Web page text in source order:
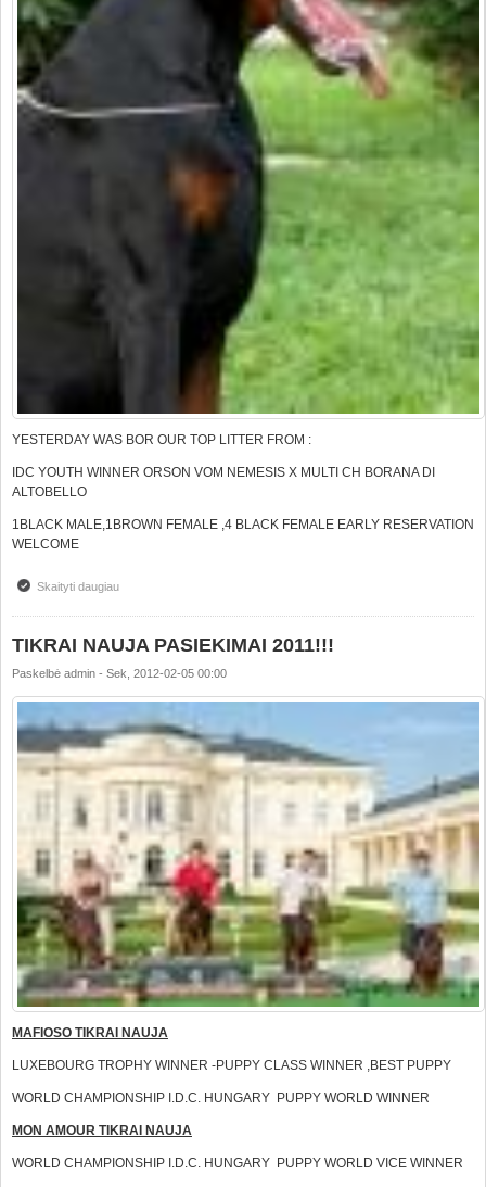
YESTERDAY WAS BOR OUR TOP LITTER FROM :
IDC YOUTH WINNER ORSON VOM NEMESIS X MULTI CH BORANA DI
ALTOBELLO
1BLACK MALE,1BROWN FEMALE ,4 BLACK FEMALE EARLY RESERVATION
WELCOME
Skaityti daugiauapie TOP LITTER IS BORN!!!
TIKRAI NAUJA PASIEKIMAI 2011!!!
Paskelbė admin - Sek, 2012-02-05 00:00
MAFIOSO TIKRAI NAUJA
LUXEBOURG TROPHY WINNER -PUPPY CLASS WINNER ,BEST PUPPY
WORLD CHAMPIONSHIP I.D.C. HUNGARY PUPPY WORLD WINNER
MON AMOUR TIKRAI NAUJA
WORLD CHAMPIONSHIP I.D.C. HUNGARY PUPPY WORLD VICE WINNER